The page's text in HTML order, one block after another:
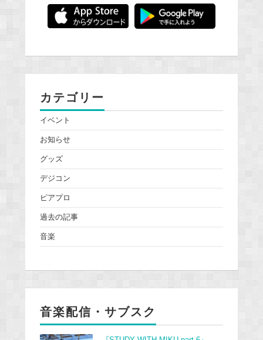
カテゴリー
イベント
お知らせ
グッズ
デジコン
ピアプロ
過去の記事
音楽
音楽配信・サブスク